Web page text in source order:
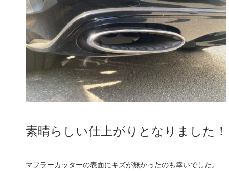
素晴らしい仕上がりとなりました
マフラーカッターの表面にキズが無かったのも幸いでした。